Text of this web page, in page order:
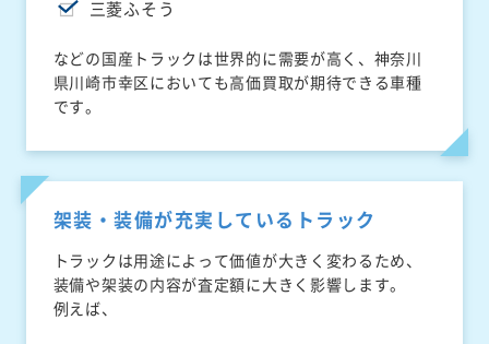
三菱ふそう
などの国産トラックは世界的に需要が高く、神奈川
県川崎市幸区においても高価買取が期待できる車種
です。
架装・装備が充実しているトラック
トラックは用途によって価値が大きく変わるため、
装備や架装の内容が査定額に大きく影響します。
例えば、